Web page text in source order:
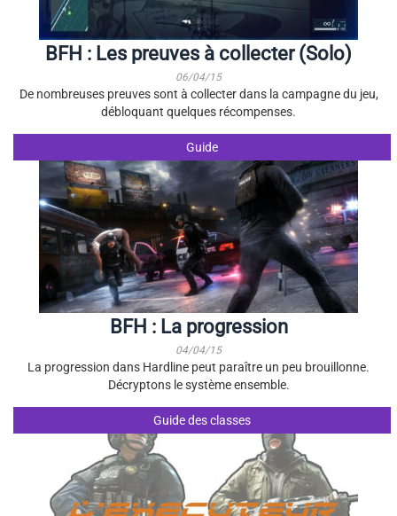
BFH : Les preuves à collecter (Solo)
06/04/15
De nombreuses preuves sont à collecter dans la campagne du jeu,
débloquant quelques récompenses.
Guide
BFH : La progression
04/04/15
La progression dans Hardline peut paraître un peu brouillonne.
Décryptons le système ensemble.
Guide des classes